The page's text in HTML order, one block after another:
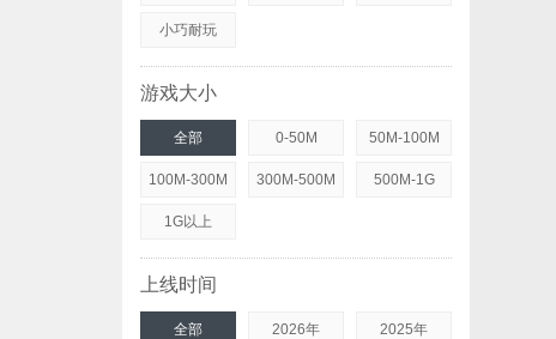
小巧耐玩
游戏大小
全部 0-50M 50M-100M
100M-300M 300M-500M 500M-1G
1G以上
上线时间
全部 2026年 2025年